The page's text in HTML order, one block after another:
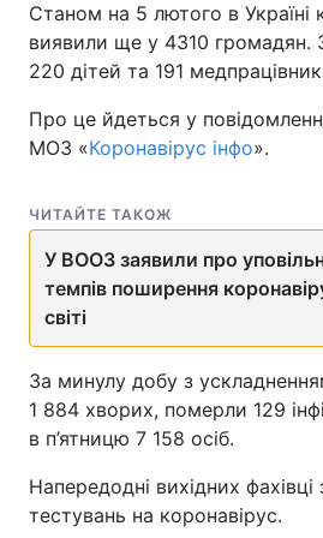
Станом на 5 лютого в Україні
виявили ще у 4310 громадян.
220 дітей та 191
Про це йдеться у
МОЗ «Коронавірус інфо».
ЧИТАЙТЕ ТАКОЖ
У ВООЗ заявили про
темпів поширення
світі
За минулу добу з
1 884 хворих, померли 129
в п’ятницю 7 158 осіб.
Напередодні вихідних
тестувань на коронавірус.